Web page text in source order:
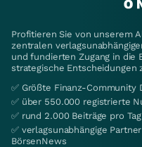
Profitieren Sie von unserem
zentralen
und fundierten Zugang in
strategische Entscheidungen
✅ Größte Finanz-Community
✅ über 550.000 registrierte
✅ rund 2.000 Beiträge pro Tag
✅ verlagsunabhängige
BörsenNews